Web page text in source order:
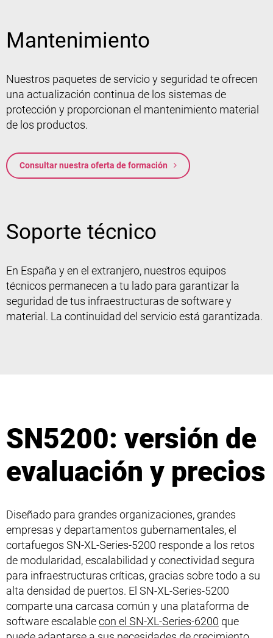
Mantenimiento
Nuestros paquetes de servicio y seguridad te ofrecen
una actualización continua de los sistemas de
protección y proporcionan el mantenimiento material
de los productos.
Consultar nuestra oferta de formación
Soporte técnico
En España y en el extranjero, nuestros equipos
técnicos permanecen a tu lado para garantizar la
seguridad de tus infraestructuras de software y
material. La continuidad del servicio está garantizada.
SN5200: versión de
evaluación y precios
Diseñado para grandes organizaciones, grandes
empresas y departamentos gubernamentales, el
cortafuegos SN-XL-Series-5200 responde a los retos
de modularidad, escalabilidad y conectividad segura
para infraestructuras críticas, gracias sobre todo a su
alta densidad de puertos. El SN-XL-Series-5200
comparte una carcasa común y una plataforma de
software escalable con el SN-XL-Series-6200 que